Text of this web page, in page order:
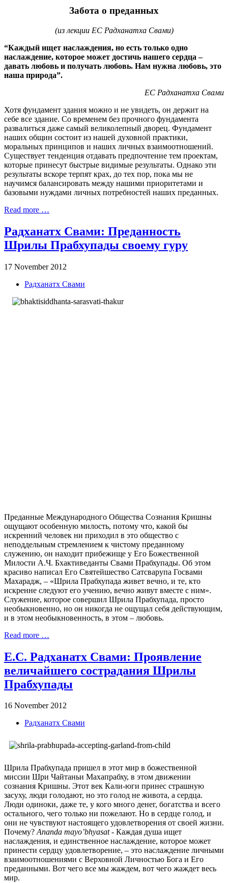
Забота о преданных
(из лекции ЕС Радханатха Свами)
“Каждый ищет наслаждения, но есть только одно
наслаждение, которое может достичь нашего сердца –
давать любовь и получать любовь. Нам нужна любовь, это
наша природа”.
ЕС Радханатха Свами
Хотя фундамент здания можно и не увидеть, он держит на
себе все здание. Со временем без прочного фундамента
развалиться даже самый великолепный дворец. Фундамент
наших общин состоит из нашей духовной практики,
моральных принципов и наших личных взаимоотношений.
Существует тенденция отдавать предпочтение тем проектам,
которые принесут быстрые видимые результаты. Однако эти
результаты вскоре терпят крах, до тех пор, пока мы не
научимся балансировать между нашими приоритетами и
базовыми нуждами личных потребностей наших преданных.
Read more …
Радханатх Свами: Преданность
Шрилы Прабхупады своему гуру
17 November 2012
Радханатх Свами
Преданные Международного Общества Сознания Кришны
ощущают особенную милость, потому что, какой бы
искренний человек ни приходил в это общество с
неподдельным стремлением к чистому преданному
служению, он находит прибежище у Его Божественной
Милости А.Ч. Бхактиведанты Свами Прабхупады. Об этом
красиво написал Его Святейшество Сатсварупа Госвами
Махарадж, – «Шрила Прабхупада живет вечно, и те, кто
искренне следуют его учению, вечно живут вместе с ним».
Служение, которое совершил Шрила Прабхупада, просто
необыкновенно, но он никогда не ощущал себя действующим,
и в этом необыкновенность, в этом – любовь.
Read more …
Е.С. Радханатх Свами: Проявление
величайшего сострадания Шрилы
Прабхупады
16 November 2012
Радханатх Свами
Шрила Прабхупада пришел в этот мир в божественной
миссии Шри Чайтаньи Махапрабху, в этом движении
сознания Кришны. Этот век Кали-юги принес страшную
засуху, люди голодают, но это голод не живота, а сердца.
Люди одиноки, даже те, у кого много денег, богатства и всего
остального, чего только ни пожелают. Но в сердце голод, и
они не чувствуют настоящего удовлетворения от своей жизни.
Почему?Ananda mayo’bhyasat- Каждая душа ищет
наслаждения, и единственное наслаждение, которое может
принести сердцу удовлетворение, – это наслаждение личными
взаимоотношениями с Верховной Личностью Бога и Его
преданными. Вот чего все мы жаждем, вот чего жаждет весь
мир.